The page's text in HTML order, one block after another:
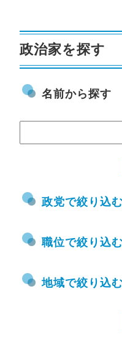
政治家を探す
名前から探す
政党で絞り込
職位で絞り込
地域で絞り込